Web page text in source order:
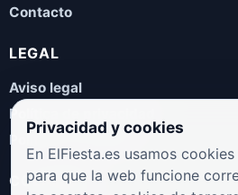
Contacto
LEGAL
Aviso legal
Política de privacidad
Política de cookies
COLABORA
Privacidad y cookies
En ElFiesta.es usamos
para que la web funcione